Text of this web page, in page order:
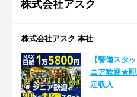
株式会社アスク
株式会社アスク 本社
【警備スタ
ニア歓迎★即
定収入